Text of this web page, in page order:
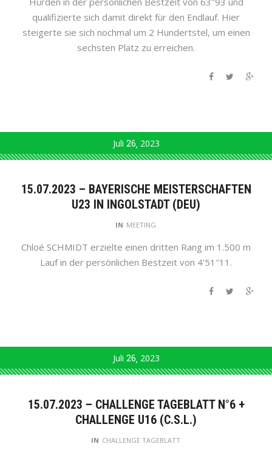
qualifizierte sich damit direkt für den Endlauf. Hier
steigerte sie sich nochmal um 2 Hundertstel, um einen
sechsten Platz zu erreichen.
Juli 26 2023
15.07.2023 – BAYERISCHE MEISTERSCHAFTEN
U23 IN INGOLSTADT (DEU)
IN MEETING
Chloé SCHMIDT erzielte einen dritten Rang im 1.500 m
Lauf in der persönlichen Bestzeit von 4’51″11.
Juli 26 2023
15.07.2023 – CHALLENGE TAGEBLATT N°6 +
CHALLENGE U16 (C.S.L.)
IN CHALLENGE TAGEBLATT